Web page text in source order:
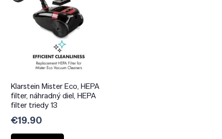
Klarstein Mister Eco, HEPA
filter, náhradný diel, HEPA
filter triedy 13
€19.90